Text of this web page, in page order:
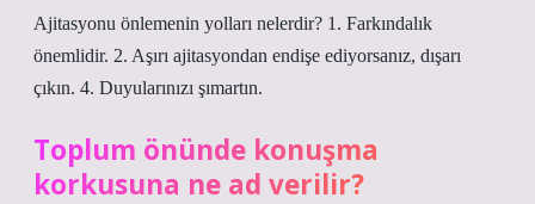
Ajitasyonu önlemenin yolları nelerdir? 1. Farkındalık
önemlidir. 2. Aşırı ajitasyondan endişe ediyorsanız, dışarı
çıkın. 4. Duyularınızı şımartın.
Toplum önünde konuşma
korkusuna ne ad verilir?